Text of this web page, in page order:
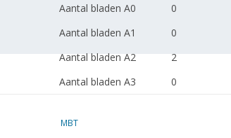
Aantal bladen A0
0
Aantal bladen A1
0
Aantal bladen A2
2
Aantal bladen A3
0
Totaal aantal bladen
MBT